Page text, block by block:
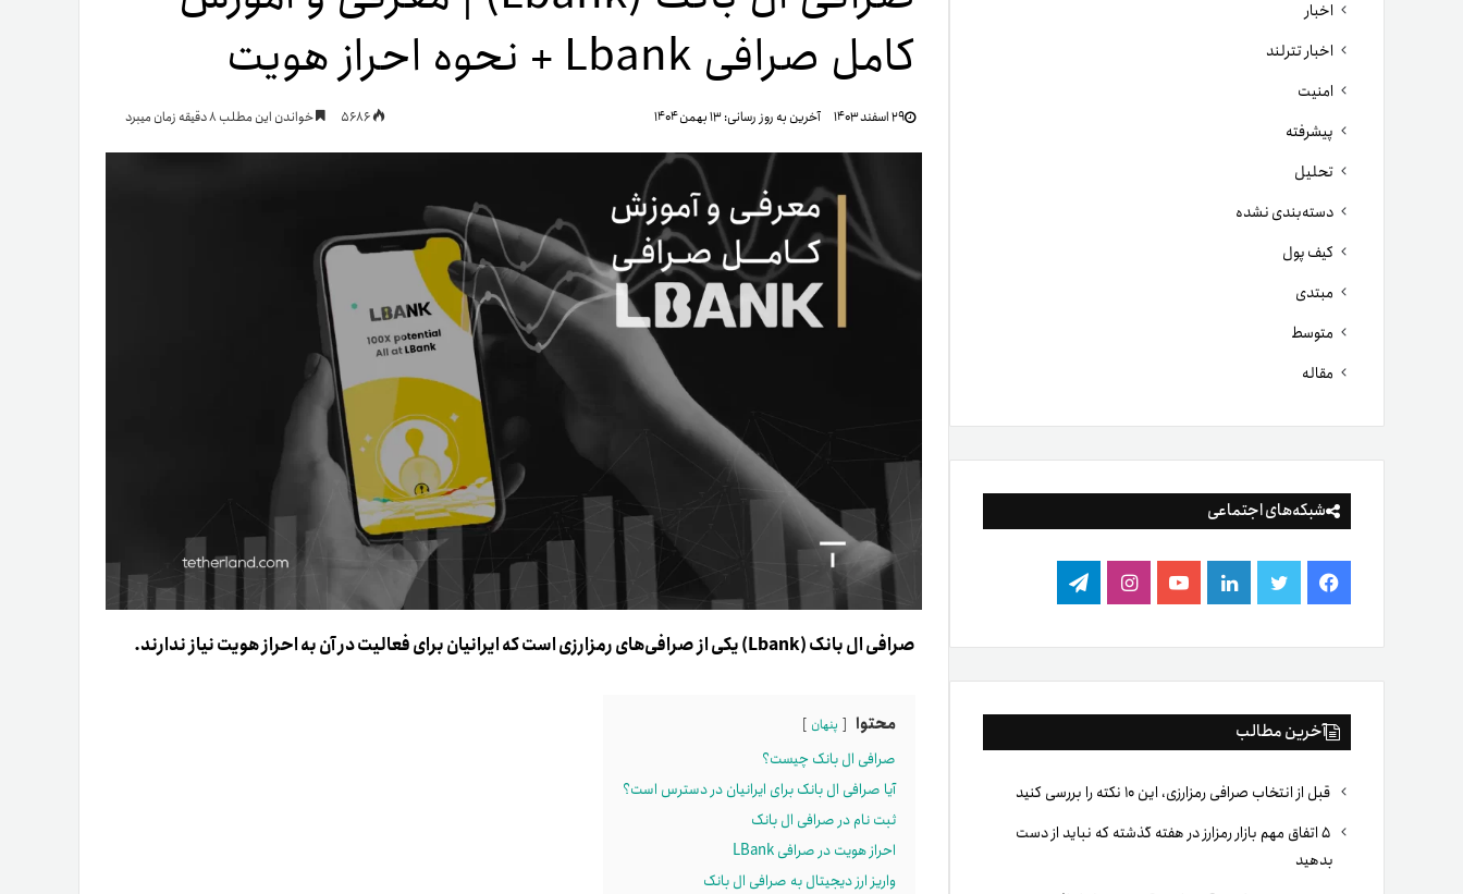
تنظیمات
اخبار
اخبار تترلند
امنیت
پیشرفته
تحلیل
دسته‌بندی نشده
کیف پول
مبتدی
متوسط
مقاله
شبکه‌های اجتماعی
فیس
بوک
توییتر لینکدینیوتیوباینستاگرام
تلگرام
آخرین مطالب
قبل از انتخاب صرافی رمزارزی، این ۱۰ نکته را بررسی کنید
۵ اتفاق مهم بازار رمزارز در هفته گذشته که نباید از دست
بدهید
کامل صرافی Lbank + نحوه احراز هویت
۲۹ اسفند ۱۴۰۳ آخرین به روز رسانی:۱۳ بهمن ۱۴۰۴ خواندن این مطلب 8 دقیقه زمان میبرد
صرافی ال بانک (Lbank) یکی از صرافی‌های رمزارزی است که ایرانیان برای فعالیت در آن به احراز هویت نیاز ندارند.
محتوا پنهان
صرافی ال بانک چیست؟
آیا صرافی ال بانک برای ایرانیان در دسترس است؟
ثبت نام در صرافی ال بانک
احراز هویت در صرافی LBank
واریز ارز دیجیتال به صرافی ال بانک